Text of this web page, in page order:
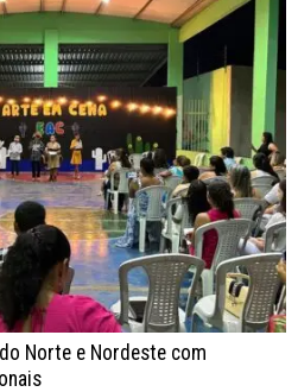
Norte e Nordeste com